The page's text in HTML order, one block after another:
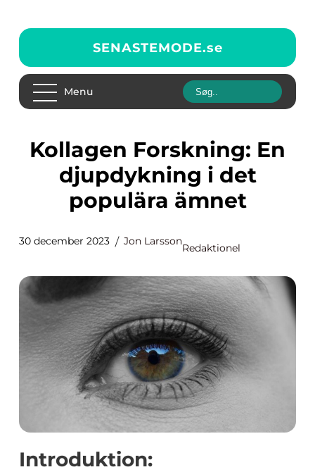
SENASTEMODE.se
Menu
Kollagen Forskning: En
djupdykning i det
populära ämnet
30 december 2023 Jon Larsson
Redaktionel
Introduktion: